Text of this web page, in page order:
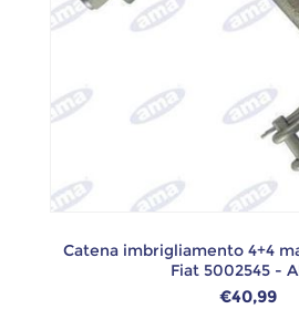
Catena imbrigliamento 4+4
Fiat 5002545 -
€40,99